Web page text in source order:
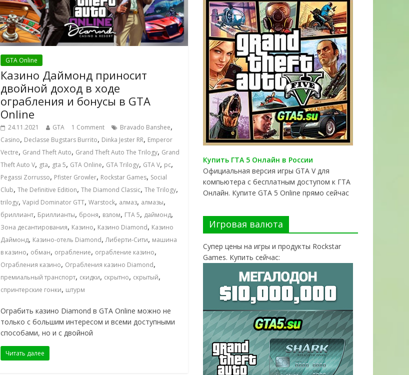
GTA Online
Казино Даймонд приносит
двойной доход в ходе
ограбления и бонусы в GTA
Online
24.11.2021 GTA 1 Comment Bravado Banshee,
Casino, Declasse Bugstars Burrito, Dinka Jester RR, Emperor
Vectre, Grand Theft Auto, Grand Theft Auto The Trilogy, Grand
Theft Auto V, gta, gta 5, GTA Online, GTA Trilogy, GTA V, pc,
Pegassi Zorrusso, Pfister Growler, Rockstar Games, Social
Club,The Definitive Edition,The Diamond Classic,The Trilogy,
trilogy,Vapid Dominator GTT,Warstock, алмаз, алмазы,
бриллиант, Бриллианты, броня, взлом, ГТА 5, даймонд,
Зона десантирования, Казино, Казино Diamond, Казино
Даймонд, Казино-отель Diamond,Либерти-Сити, машина
в казино, обман, ограбление, ограбление казино,
Ограбления казино, Ограбления казино Diamond,
премиальный транспорт, скидки, скрытно, скрытый,
спринтерские гонки, штурм
Ограбить казино Diamond в GTA Online можно не
только с большим интересом и всеми доступными
способами, но и с двойной
Читать далее
Купить ГТА 5 Онлайн в России
Официальная версия игры GTA V для
компьютера с бесплатным доступом к ГТА
Онлайн. Купите GTA 5 Online прямо сейчас
Игровая валюта
Супер цены на игры и продукты Rockstar
Games. Купить сейчас: